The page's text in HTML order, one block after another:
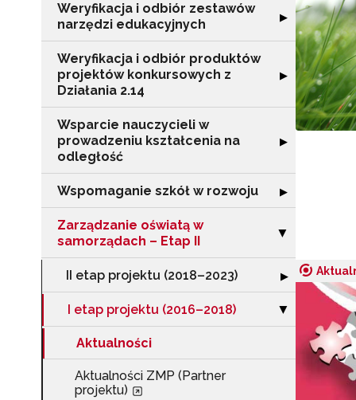
Weryfikacja i odbiór zestawów
narzędzi edukacyjnych
Rozwiń sekcję
▶
Weryfikacja i odbiór produktów
projektów konkursowych z
Działania 2.14
Rozwiń sekcję
▶
Wsparcie nauczycieli w
prowadzeniu kształcenia na
odległość
Rozwiń sekcję
▶
Wspomaganie szkół w rozwoju Rozwiń sekcję
▶
Zarządzanie oświatą w
samorządach – Etap II
Zwiń sekcję
▶
II etap projektu (2018–2023) Rozwiń sekcję
▶
I etap projektu (2016–2018) Zwiń sekcję "I
▶
Aktualności
Aktualności ZMP (Partner
projektu)